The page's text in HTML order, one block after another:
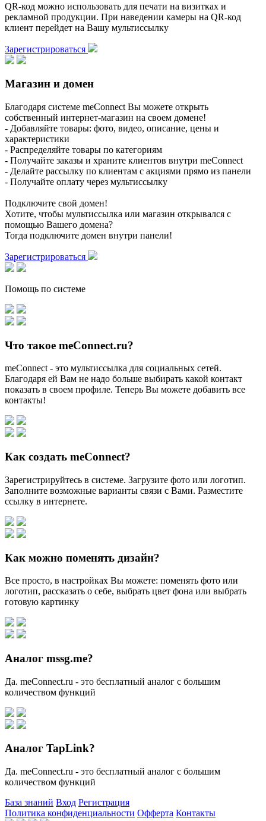
QR-код можно использовать для печати на визитках и
рекламной продукции. При наведении камеры на QR-код
клиент перейдет на Вашу мультиссылку
Зарегистрироваться
Магазин и домен
Благодаря системе meConnect Вы можете открыть
собственный интернет-магазин на своем домене!
- Добавляйте товары: фото, видео, описание, цены и
характеристики
- Распределяйте товары по категориям
- Получайте заказы и храните клиентов внутри meConnect
- Делайте рассылку по клиентам с акциями прямо из панели
- Получайте оплату через мультиссылку
Подключите свой домен!
Хотите, чтобы мультиссылка или магазин открывался с
помощью Вашего домена?
Тогда подключите домен внутри панели!
Зарегистрироваться
Помощь по системе
Что такое meConnect.ru?
meConnect - это мультиссылка для социальных сетей.
Благодаря ей Вам не надо больше выбирать какой контакт
показать в своем профиле. Теперь Вы можете добавить все
контакты!
Как создать meConnect?
Зарегистрируйтесь в системе. Загрузите фото или логотип.
Заполните возможные варианты связи с Вами. Разместите
ссылку в интернете.
Как можно поменять дизайн?
Все просто, в настройках Вы можете: поменять фото или
логотип, рассказать о себе, выбрать цвет фона или выбрать
готовую картинку
Аналог mssg.me?
Да. meConnect.ru - это бесплатный аналог с большим
количеством функций
Аналог TapLink?
Да. meConnect.ru - это бесплатный аналог с большим
количеством функций
База знаний Вход Регистрация
Политика конфиденциальности Офферта Контакты